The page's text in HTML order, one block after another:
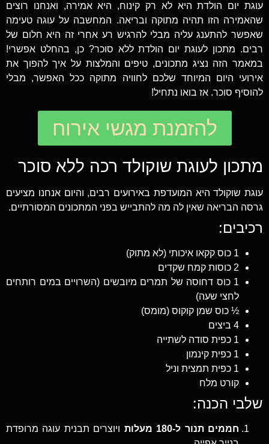
עוגת יום הולדת היא לא רק קינוח, היא אמירה, ואנחנו רוצים
שהאמירה הזו תהיה מתוקה ובריאה. המחשבה על עוגה טעימה
שאפשר להתענג עליה מבלי להרגיש רע אחרי זה היא חלום של
רבים. מתכון לעוגת יום הולדת ללא סוכר? כן, בהחלט אפשרי!
במאמר הזה נציג מתכונים, טיפים והמלצות על איך להפוך את
אירועי היום המיוחד שלכם לחוויה מתוקה ככל האפשר, מבלי
להוסיף סוכר. אז בואו נתחיל!
להזמנת מגשי אירוח
מתכון לעוגת שוקולד רכה ללא סוכר
עוגת שוקולד היא המועדפת באירועים רבים, והיום אנחנו מציעים
גרסה הבריאה שאין לה מה להתבייש בפני המתכונים המסורתיים.
רכיבים:
1 כוס קקאו איכותי (לא מתוק)
2 כוסות קמח שקדים
1 כוס דחוסה של תמרים מיובשים (השרויים במים רותחים
לחצי שעה)
½ כוס שמן קוקוס (מומס)
4 ביצים
1 כפית סודה לשתייה
1 כפית קינמון
1 כפית תמצית וניל
קורט מלח
שלבי הכנה:
חממים תנור ל-180 מעלות
ויוצרים תבנית עוגה מרופדת